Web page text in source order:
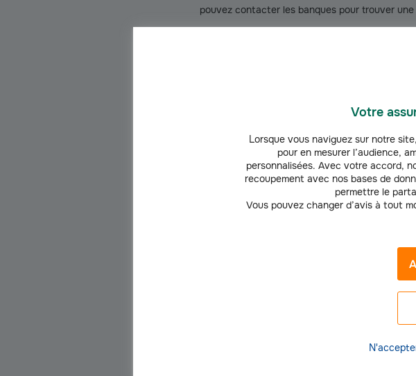
Votre
Lorsque vous naviguez sur notre
pour en mesurer l’audience,
personnalisées. Avec votre accord,
recoupement avec nos bases de
permettre le
Vous pouvez changer d’avis à tout
pouvez contacter les banques pour trouver
peut intervenir dès la signature de ce document ou à
Le prix de vente du bien immobilier ;
Les informations sur la copropriété s’il y a lieu.